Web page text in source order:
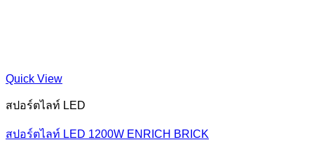
Quick View
สปอร์ตไลท์ LED
สปอร์ตไลท์ LED 1200W ENRICH BRICK